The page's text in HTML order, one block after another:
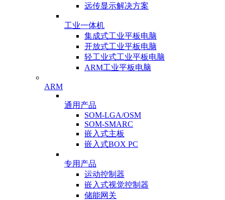
远传显示解决方案
工业一体机
集成式工业平板电脑
开放式工业平板电脑
轻工业式工业平板电脑
ARM工业平板电脑
ARM
通用产品
SOM-LGA/OSM
SOM-SMARC
嵌入式主板
嵌入式BOX PC
专用产品
运动控制器
嵌入式视觉控制器
储能网关